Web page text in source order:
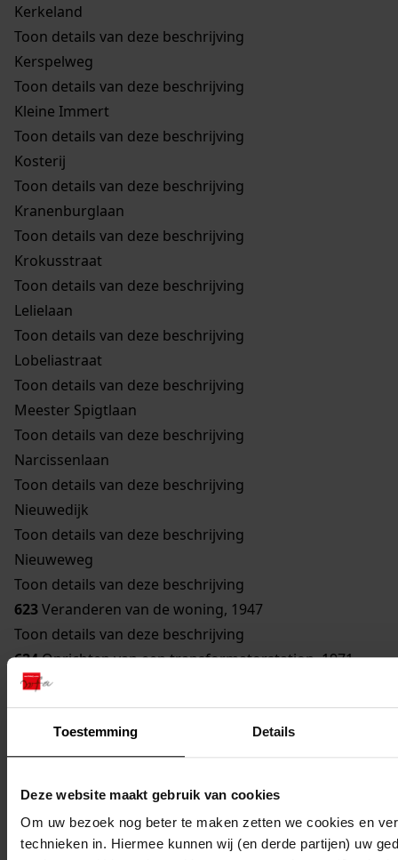
Toestemming Details
Deze website maakt gebruik van cookies
Om uw bezoek nog beter te maken zetten we cookies en
technieken in. Hiermee kunnen wij (en derde partijen) uw
Kerkeland
Toon details van deze beschrijving
Kerspelweg
Toon details van deze beschrijving
Kleine Immert
Toon details van deze beschrijving
Kosterij
Toon details van deze beschrijving
Kranenburglaan
Toon details van deze beschrijving
Krokusstraat
Toon details van deze beschrijving
Lelielaan
Toon details van deze beschrijving
Lobeliastraat
Toon details van deze beschrijving
Meester Spigtlaan
Toon details van deze beschrijving
Narcissenlaan
Toon details van deze beschrijving
Nieuwedijk
Toon details van deze beschrijving
Nieuweweg
Toon details van deze beschrijving
623Veranderen van de woning, 1947
Toon details van deze beschrijving
624Oprichten van een transformatorstation, 1971
Toon details van deze beschrijving
625Verbouwen van een gebouw bestemd om te
worden gebruikt als woonhuis, 1929
Toon details van deze beschrijving
Toon details van deze beschrijving
627Veranderen woning, 1962